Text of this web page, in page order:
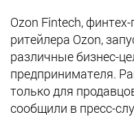
Ozon Fintech,
ритейлера Ozon,
различные бизнес-
предпринимателя.
только для
сообщили в пресс-